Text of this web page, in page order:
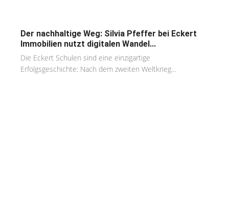
Der nachhaltige Weg: Silvia Pfeffer bei Eckert
Immobilien nutzt digitalen Wandel...
Die Eckert Schulen sind eine einzigartige
Erfolgsgeschichte: Nach dem zweiten Weltkrieg...